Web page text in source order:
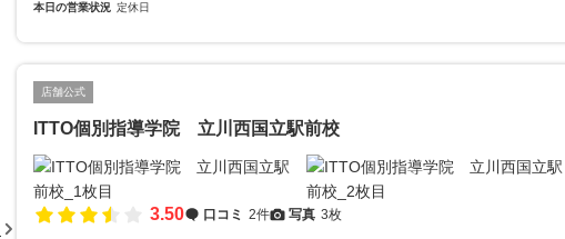
本日の営業状況 定休日
店舗公式
ITTO個別指導学院 立川西国立駅前校
3.50 口コミ 2件 写真 3枚